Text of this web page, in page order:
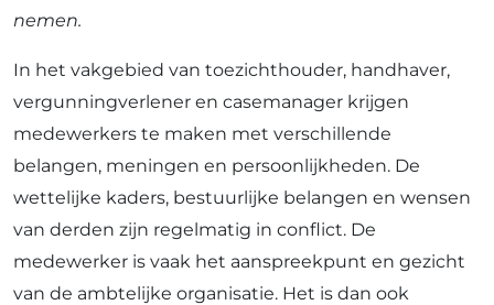
nemen.
In het vakgebied van toezichthouder, handhaver,
vergunningverlener en casemanager krijgen
medewerkers te maken met verschillende
belangen, meningen en persoonlijkheden. De
wettelijke kaders, bestuurlijke belangen en wensen
van derden zijn regelmatig in conflict. De
medewerker is vaak het aanspreekpunt en gezicht
van de ambtelijke organisatie. Het is dan ook